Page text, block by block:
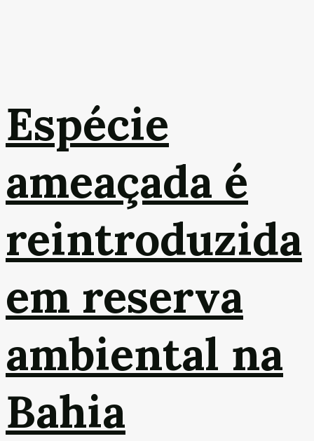
Espécie
ameaçada é
reintroduzida
em reserva
ambiental na
Bahia